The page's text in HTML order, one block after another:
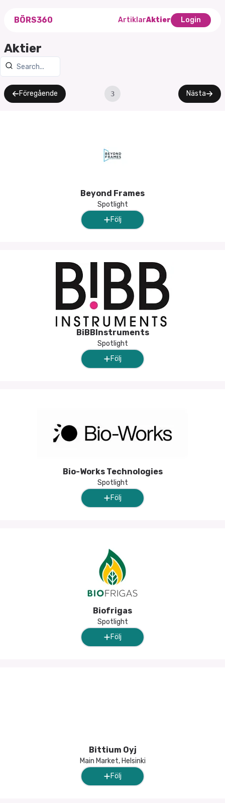
BÖRS360 ArtiklarAktier Login
Aktier
Föregående 3 Nästa
Beyond Frames
Spotlight
Följ
BiBBInstruments
Spotlight
Följ
Bio-Works Technologies
Spotlight
Följ
Biofrigas
Spotlight
Följ
Bittium Oyj
Main Market, Helsinki
Följ